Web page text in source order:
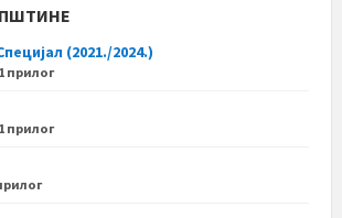
(2021./2024.)
1 прилог
1 прилог